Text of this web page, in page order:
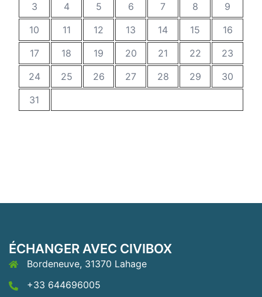
3
4 5 6 7 8
9
10
11 12 13 14 15
16
17
18 19 20 21 22
23
24
25 26 27 28 29
30
31
ÉCHANGER AVEC CIVIBOX
Bordeneuve, 31370 Lahage
+33 644696005